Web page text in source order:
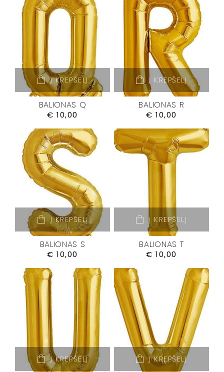
Į KREPŠELĮ
BALIONAS Q
€ 10,00
Į KREPŠELĮ
BALIONAS R
€ 10,00
Į KREPŠELĮ
BALIONAS S
€ 10,00
Į KREPŠELĮ
BALIONAS T
€ 10,00
Į KREPŠELĮ Į KREPŠELĮ